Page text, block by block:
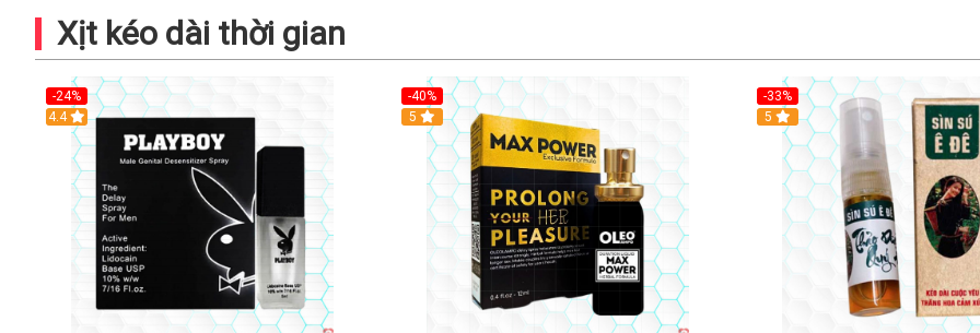
Xịt kéo dài thời gian
-24%
Hot
4.4
-40%
5
-33%
5